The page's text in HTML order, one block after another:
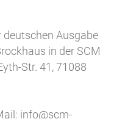
deutschen Ausgabe
in der SCM
Str. 41, 71088
info@scm-